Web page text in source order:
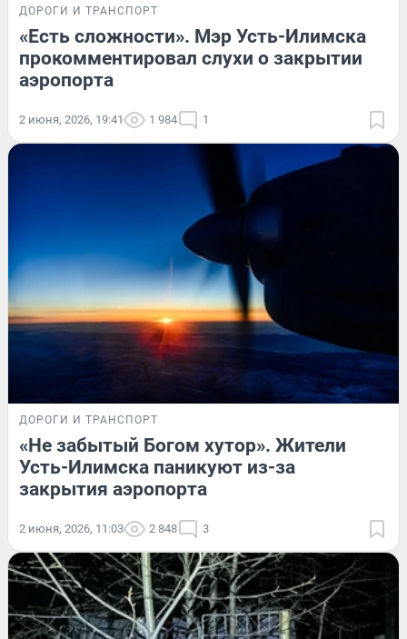
ДОРОГИ И ТРАНСПОРТ
«Есть сложности». Мэр Усть-Илимска
прокомментировал слухи о закрытии
аэропорта
2 июня, 2026, 19:41 1 984 1
ДОРОГИ И ТРАНСПОРТ
«Не забытый Богом хутор». Жители
Усть-Илимска паникуют из-за
закрытия аэропорта
2 июня, 2026, 11:03 2 848 3